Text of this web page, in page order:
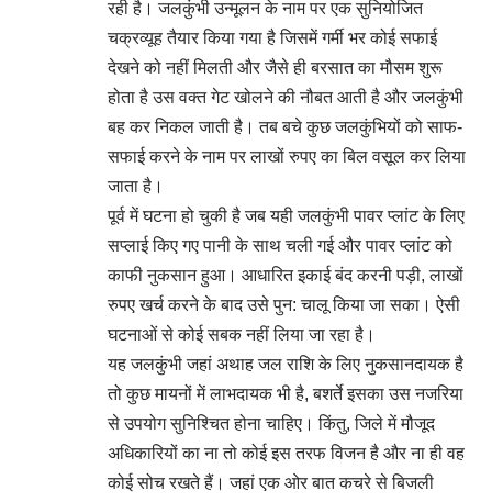
रही है। जलकुंभी उन्मूलन के नाम पर एक सुनियोजित
चक्रव्यूह तैयार किया गया है जिसमें गर्मी भर कोई सफाई
देखने को नहीं मिलती और जैसे ही बरसात का मौसम शुरू
होता है उस वक्त गेट खोलने की नौबत आती है और जलकुंभी
बह कर निकल जाती है। तब बचे कुछ जलकुंभियों को साफ-
सफाई करने के नाम पर लाखों रुपए का बिल वसूल कर लिया
जाता है।
पूर्व में घटना हो चुकी है जब यही जलकुंभी पावर प्लांट के लिए
सप्लाई किए गए पानी के साथ चली गई और पावर प्लांट को
काफी नुकसान हुआ। आधारित इकाई बंद करनी पड़ी, लाखों
रुपए खर्च करने के बाद उसे पुन: चालू किया जा सका। ऐसी
घटनाओं से कोई सबक नहीं लिया जा रहा है।
यह जलकुंभी जहां अथाह जल राशि के लिए नुकसानदायक है
तो कुछ मायनों में लाभदायक भी है, बशर्ते इसका उस नजरिया
से उपयोग सुनिश्चित होना चाहिए। किंतु, जिले में मौजूद
अधिकारियों का ना तो कोई इस तरफ विजन है और ना ही वह
कोई सोच रखते हैं। जहां एक ओर बात कचरे से बिजली